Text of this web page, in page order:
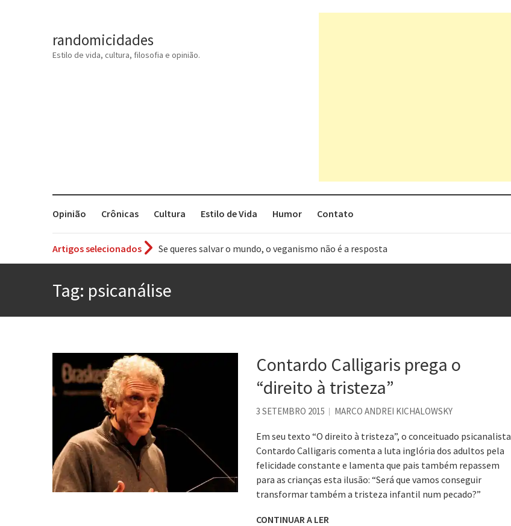
randomicidades
Estilo de vida, cultura, filosofia e opinião.
Opinião Crônicas Cultura Estilo de Vida Humor Contato
Artigos selecionados
Tem que filmar isso daí
Os causos de Jorge Luis Borges
Voto obrigatório é correto?
Tag: psicanálise
Contardo Calligaris prega o
“direito à tristeza”
3 SETEMBRO 2015 MARCO ANDREI KICHALOWSKY
Em seu texto “O direito à tristeza”, o conceituado psicanalista
Contardo Calligaris comenta a luta inglória dos adultos pela
felicidade constante e lamenta que pais também repassem
para as crianças esta ilusão: “Será que vamos conseguir
transformar também a tristeza infantil num pecado?”
CONTINUAR A LER